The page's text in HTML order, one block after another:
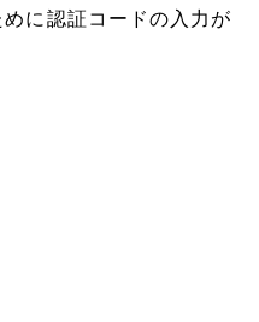
に認証コードの入力が